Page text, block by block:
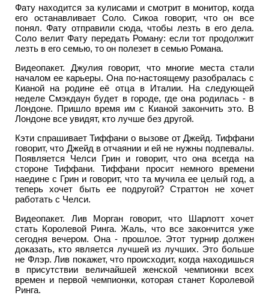
Фату находится за кулисами и смотрит в монитор, когда
его останавливает Соло. Сикоа говорит, что он все
понял. Фату отправили сюда, чтобы лезть в его дела.
Соло велит Фату передать Роману: если тот продолжит
лезть в его семью, то он полезет в семью Романа.
Видеопакет. Джулия говорит, что многие места стали
началом ее карьеры. Она по-настоящему разобралась с
Кианой на родине её отца в Италии. На следующей
неделе Смэкдаун будет в городе, где она родилась - в
Лондоне. Пришло время им с Кианой закончить это. В
Лондоне все увидят, кто лучше без другой.
Кэти спрашивает Тиффани о вызове от Джейд. Тиффани
говорит, что Джейд в отчаянии и ей не нужны подпевалы.
Появляется Челси Грин и говорит, что она всегда на
стороне Тиффани. Тиффани просит немного времени
наедине с Грин и говорит, что та мучила ее целый год, а
теперь хочет быть ее подругой? Страттон не хочет
работать с Челси.
Видеопакет. Лив Морган говорит, что Шарлотт хочет
стать Королевой Ринга. Жаль, что все закончится уже
сегодня вечером. Она - прошлое. Этот турнир должен
доказать, кто является лучшей из лучших. Это больше
не Флэр. Лив покажет, что происходит, когда находишься
в присутствии величайшей женской чемпионки всех
времен и первой чемпионки, которая станет Королевой
Ринга.